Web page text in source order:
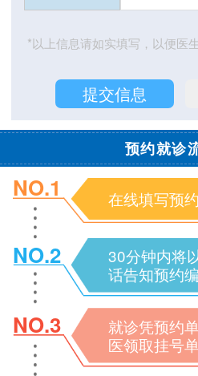
*以上信息请如实填写，以便医
预约就诊
NO.1 在线填写预
NO.2
30分钟内将
话告知预约
NO.3
就诊凭预约
医领取挂号单